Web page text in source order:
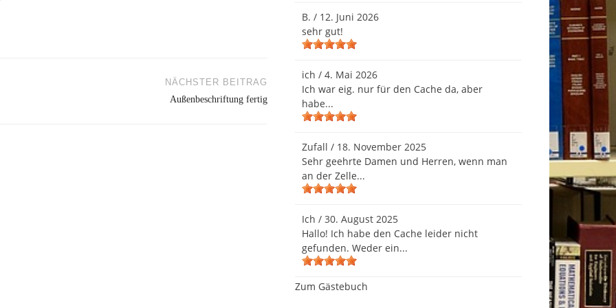
NÄCHSTER BEITRAG
Außenbeschriftung fertig
B. / 12. Juni 2026
sehr gut!
ich / 4. Mai 2026
Ich war eig. nur für den Cache da, aber
habe...
Zufall / 18. November 2025
Sehr geehrte Damen und Herren, wenn man
an der Zelle...
Ich / 30. August 2025
Hallo! Ich habe den Cache leider nicht
gefunden. Weder ein...
Zum Gästebuch